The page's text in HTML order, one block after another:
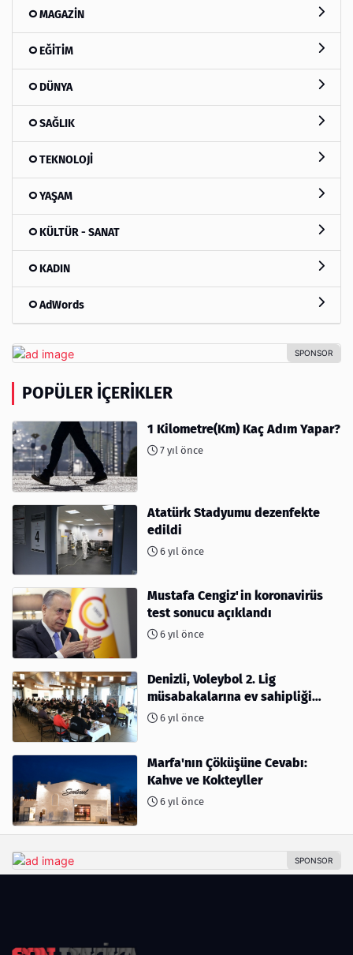
MAGAZİN
EĞİTİM
DÜNYA
SAĞLIK
TEKNOLOJİ
YAŞAM
KÜLTÜR - SANAT
KADIN
AdWords
POPÜLER İÇERIKLER
1 Kilometre(Km) Kaç Adım Yapar?
7 yıl önce
Atatürk Stadyumu dezenfekte
edildi
6 yıl önce
Mustafa Cengiz'in koronavirüs
test sonucu açıklandı
6 yıl önce
Denizli, Voleybol 2. Lig
müsabakalarına ev sahipliği
yapıyor
6 yıl önce
Marfa'nın Çöküşüne Cevabı:
Kahve ve Kokteyller
6 yıl önce